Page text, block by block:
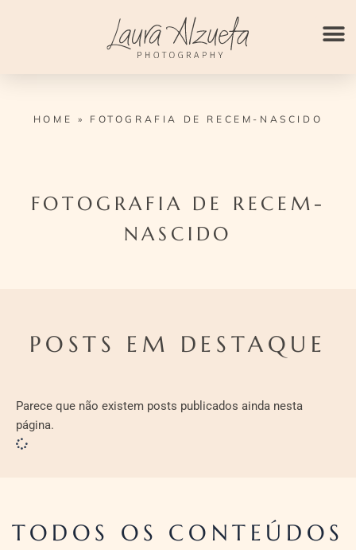
HOME » FOTOGRAFIA DE RECEM-NASCIDO
FOTOGRAFIA DE RECEM-
NASCIDO
POSTS EM DESTAQUE
Parece que não existem posts publicados ainda nesta
página.
TODOS OS CONTEÚDOS